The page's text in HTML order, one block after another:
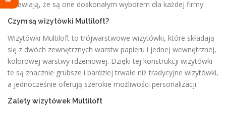
sprawiają, że są one doskonałym wyborem dla każdej firmy.
Czym są wizytówki Multiloft?
Wizytówki Multiloft to trójwarstwowe wizytówki, które składają
się z dwóch zewnętrznych warstw papieru i jednej wewnętrznej,
kolorowej warstwy rdzeniowej. Dzięki tej konstrukcji wizytówki
te są znacznie grubsze i bardziej trwałe niż tradycyjne wizytówki,
a jednocześnie oferują szerokie możliwości personalizacji.
Zalety wizytówek Multiloft